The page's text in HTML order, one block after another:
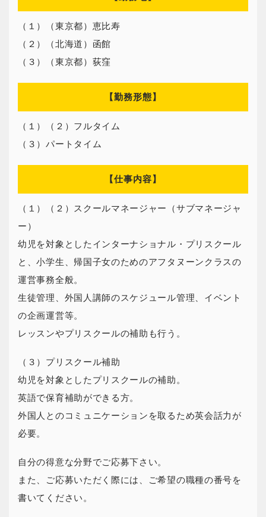
（１）（東京都）恵比寿
（２）（北海道）函館
（３）（東京都）荻窪
【勤務形態】
（１）（２）フルタイム
（３）パートタイム
【仕事内容】
（１）（２）スクールマネージャー（サブマネージャ
ー）
幼児を対象としたインターナショナル・プリスクール
と、小学生、帰国子女のためのアフタヌーンクラスの
運営事務全般。
生徒管理、外国人講師のスケジュール管理、イベント
の企画運営等。
レッスンやプリスクールの補助も行う。
（３）プリスクール補助
幼児を対象としたプリスクールの補助。
英語で保育補助ができる方。
外国人とのコミュニケーションを取るため英会話力が
必要。
自分の得意な分野でご応募下さい。
また、ご応募いただく際には、ご希望の職種の番号を
書いてください。